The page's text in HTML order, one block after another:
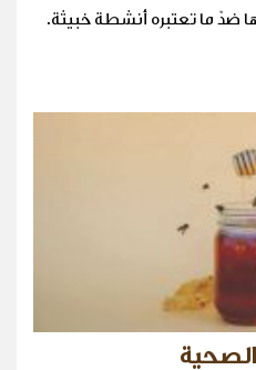
ضدّ ما تعتبره أنشطة خبيثة.